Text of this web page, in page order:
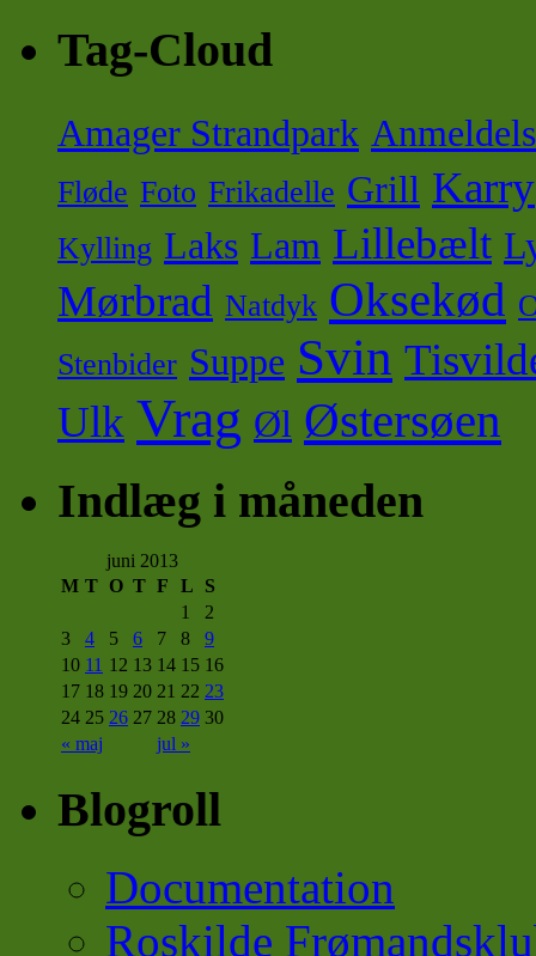
Tag-Cloud
Amager Strandpark
Fløde Foto Frikadelle Grill Karry
Kylling Laks Lam Lillebælt
Mørbrad Natdyk Oksekød
Stenbider Suppe Svin
Ulk Vrag Øl Østersøen
Indlæg i måneden
juni 2013
M T O T F L S
« maj jul »
1
2
3
4 5 6 7 8
9
10 11 12 13 14 15 16
17 18 19 20 21 22 23
24 25 26 27 28 29 30
Blogroll
Documentation
Roskilde